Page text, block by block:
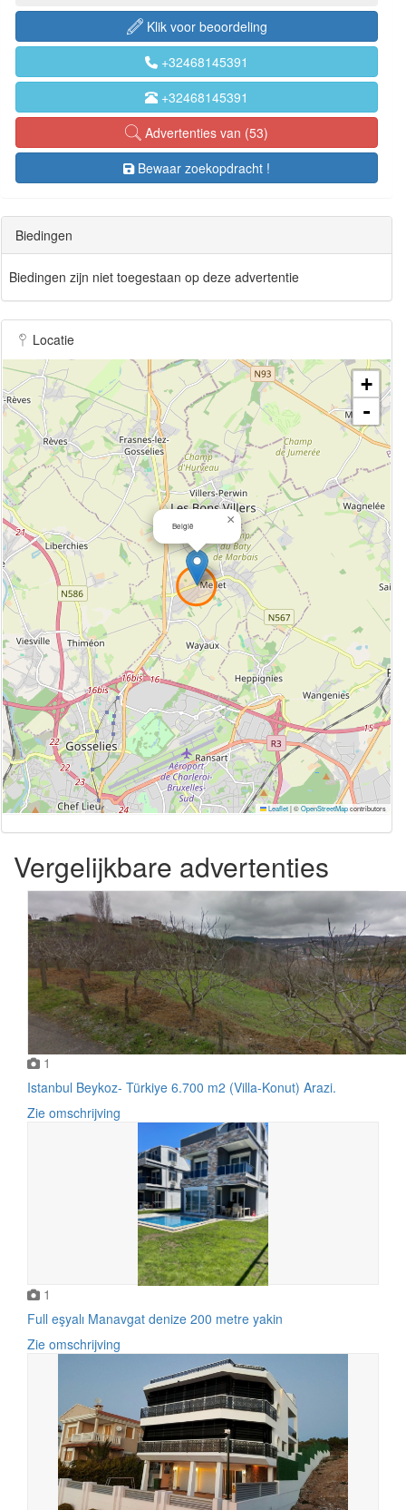
Klik voor beoordeling
+32468145391
+32468145391
Advertenties van (53)
Bewaar zoekopdracht !
Biedingen
Biedingen zijn niet toegestaan op deze advertentie
Locatie
België ×
+
-
Leaflet|©OpenStreetMapcontributors
Vergelijkbare advertenties
1
Istanbul Beykoz- Türkiye 6.700 m2 (Villa-Konut) Arazi.
Zie omschrijving
1
Full eşyalı Manavgat denize 200 metre yakin
Zie omschrijving